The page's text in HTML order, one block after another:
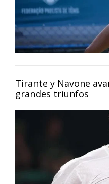
Tirante y Navone
grandes triunfos